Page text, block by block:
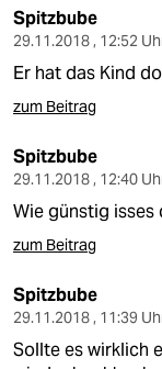
Spitzbube
29.11.2018 , 12:52
Er hat das Kind
zum Beitrag
Spitzbube
29.11.2018 , 12:40
Wie günstig isses
zum Beitrag
Spitzbube
29.11.2018 , 11:39
Sollte es wirklich